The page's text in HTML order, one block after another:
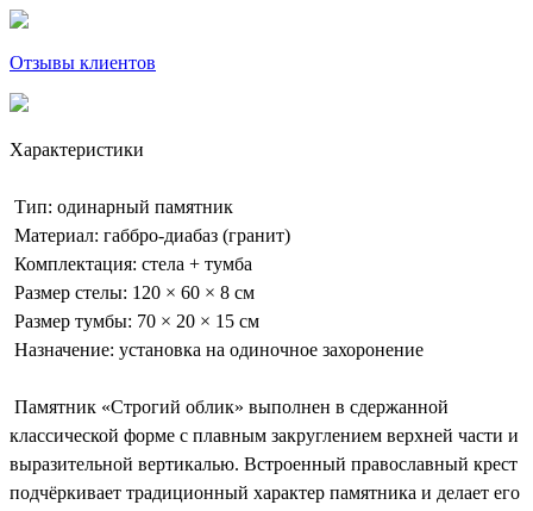
Отзывы клиентов
Характеристики
Тип: одинарный памятник
Материал: габбро-диабаз (гранит)
Комплектация: стела + тумба
Размер стелы: 120 × 60 × 8 см
Размер тумбы: 70 × 20 × 15 см
Назначение: установка на одиночное захоронение
Памятник «Строгий облик» выполнен в сдержанной
классической форме с плавным закруглением верхней части и
выразительной вертикалью. Встроенный православный крест
подчёркивает традиционный характер памятника и делает его